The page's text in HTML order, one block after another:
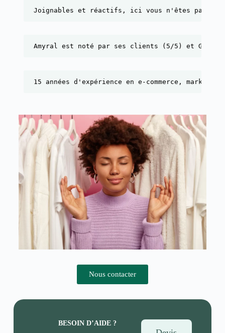
Joignables et réactifs, ici vous n'êtes pas un
Amyral est noté par ses clients (5/5) et Google
15 années d'expérience en e-commerce,
Nous contacter
BESOIN D’AIDE ?